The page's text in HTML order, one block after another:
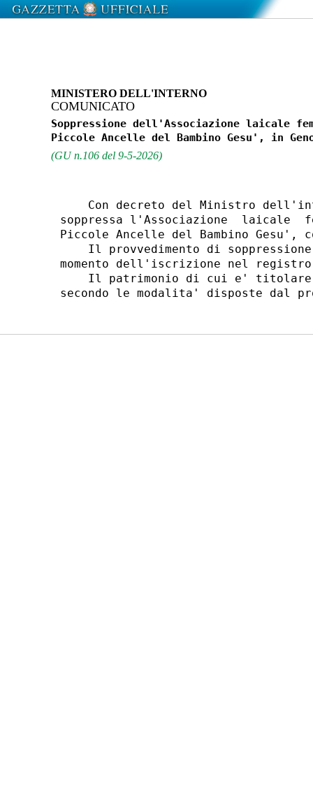
MINISTERO DELL'INTERNO
COMUNICATO
Soppressione dell'Associazione laicale
(GU n.106 del 9-5-2026)
Con decreto del Ministro
soppressa l'Associazione  laicale
Piccole Ancelle del Bambino Gesu',
Il provvedimento di
momento dell'iscrizione nel
Il patrimonio di cui e'